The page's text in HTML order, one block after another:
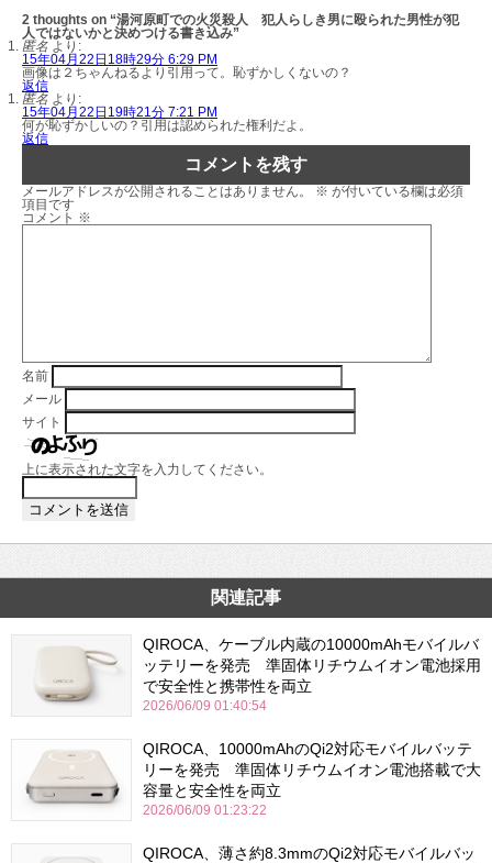
2 thoughts on “湯河原町での火災殺人 犯人らしき男に殴られた男性が犯
人ではないかと決めつける書き込み”
匿名 より:
15年04月22日18時29分 6:29 PM
画像は２ちゃんねるより引用って。恥ずかしくないの？
返信
匿名 より:
15年04月22日19時21分 7:21 PM
何が恥ずかしいの？引用は認められた権利だよ。
返信
コメントを残す
メールアドレスが公開されることはありません。 ※ が付いている欄は必須
項目です
コメント ※
名前
メール
サイト
上に表示された文字を入力してください。
関連記事
QIROCA、ケーブル内蔵の10000mAhモバイルバ
ッテリーを発売 準固体リチウムイオン電池採用
で安全性と携帯性を両立
2026/06/09 01:40:54
QIROCA、10000mAhのQi2対応モバイルバッテ
リーを発売 準固体リチウムイオン電池搭載で大
容量と安全性を両立
2026/06/09 01:23:22
QIROCA、薄さ約8.3mmのQi2対応モバイルバッ